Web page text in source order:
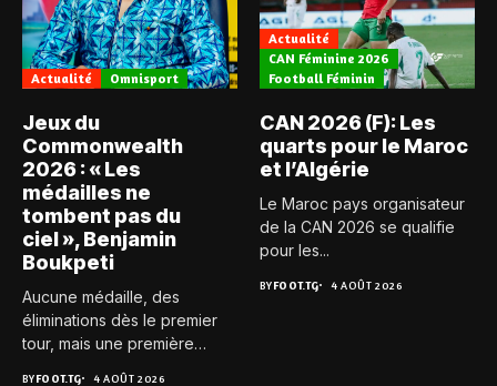
Actualité Omnisport
Jeux du
Commonwealth
2026 : « Les
médailles ne
tombent pas du
ciel », Benjamin
Boukpeti
Aucune médaille, des
éliminations dès le premier
tour, mais une première
BYFOOT.TG 4 AOÛT 2026
Actualité
CAN Féminine 2026
Football Féminin
CAN 2026 (F): Les
quarts pour le Maroc
et l’Algérie
Le Maroc pays organisateur
de la CAN 2026 se qualifie
pour les...
BYFOOT.TG 4 AOÛT 2026